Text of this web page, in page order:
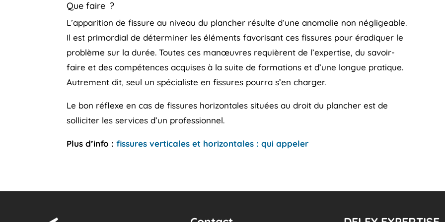
Que faire ?
L’apparition de fissure au niveau du plancher résulte d’une anomalie non négligeable.
Il est primordial de déterminer les éléments favorisant ces fissures pour éradiquer le
problème sur la durée. Toutes ces manœuvres requièrent de l’expertise, du savoir-
faire et des compétences acquises à la suite de formations et d’une longue pratique.
Autrement dit, seul un spécialiste en fissures pourra s’en charger.
Le bon réflexe en cas de fissures horizontales situées au droit du plancher est de
solliciter les services d’un professionnel.
Plus d’info :fissures verticales et horizontales : qui appeler